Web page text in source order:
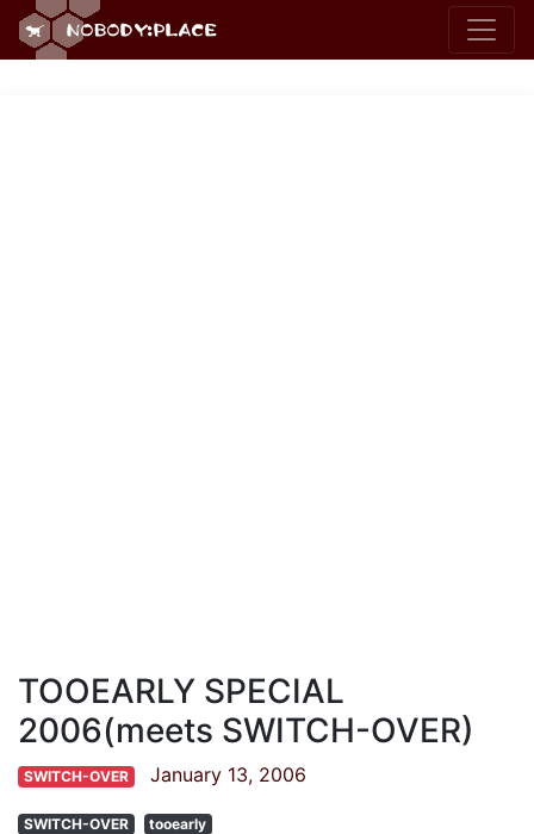
TOOEARLY SPECIAL
2006(meets SWITCH-OVER)
SWITCH-OVER January 13, 2006
SWITCH-OVER tooearly